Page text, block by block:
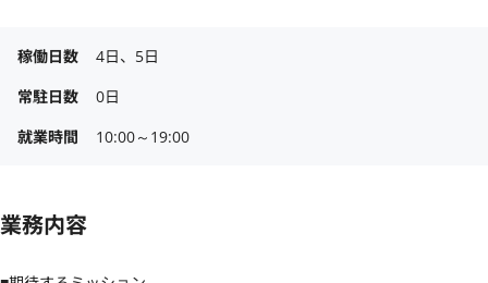
稼働日数
4日、5日
常駐日数
0日
就業時間
10:00～19:00
業務内容